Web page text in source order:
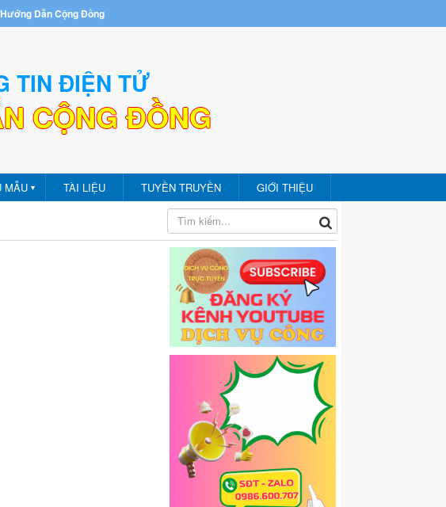
Dẫn Cộng Đồng
TIN ĐIỆN TỬ
CỘNG ĐỒNG
MẪU ▼ TÀI LIỆU TUYỀN TRUYỀN GIỚI THIỆU